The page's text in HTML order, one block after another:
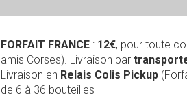
FORFAIT FRANCE : 12€, pour toute
amis Corses). Livraison par
Livraison en Relais Colis Pickup
de 6 à 36 bouteilles